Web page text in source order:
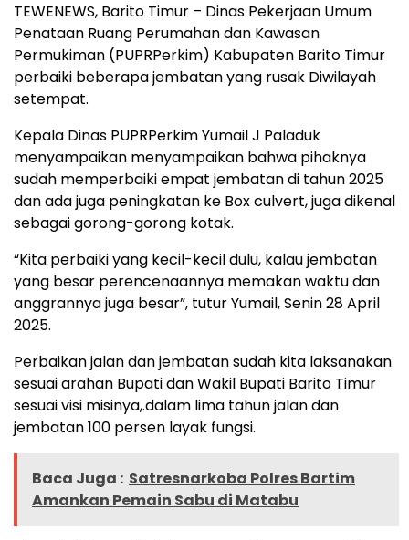
TEWENEWS, Barito Timur – Dinas Pekerjaan Umum
Penataan Ruang Perumahan dan Kawasan
Permukiman (PUPRPerkim) Kabupaten Barito Timur
perbaiki beberapa jembatan yang rusak Diwilayah
setempat.
Kepala Dinas PUPRPerkim Yumail J Paladuk
menyampaikan menyampaikan bahwa pihaknya
sudah memperbaiki empat jembatan di tahun 2025
dan ada juga peningkatan ke Box culvert, juga dikenal
sebagai gorong-gorong kotak.
“Kita perbaiki yang kecil-kecil dulu, kalau jembatan
yang besar perencenaannya memakan waktu dan
anggrannya juga besar”, tutur Yumail, Senin 28 April
2025.
Perbaikan jalan dan jembatan sudah kita laksanakan
sesuai arahan Bupati dan Wakil Bupati Barito Timur
sesuai visi misinya,.dalam lima tahun jalan dan
jembatan 100 persen layak fungsi.
Baca Juga : Satresnarkoba Polres Bartim
Amankan Pemain Sabu di Matabu